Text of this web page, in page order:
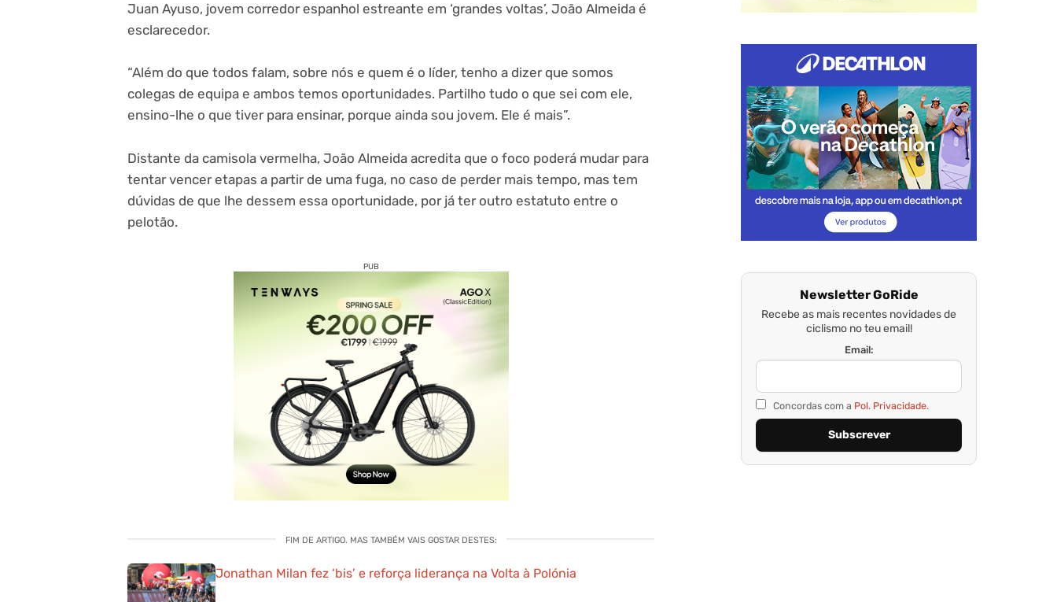
Juan Ayuso, jovem corredor espanhol estreante em ‘grandes voltas’, João Almeida é
esclarecedor.
“Além do que todos falam, sobre nós e quem é o líder, tenho a dizer que somos
colegas de equipa e ambos temos oportunidades. Partilho tudo o que sei com ele,
ensino-lhe o que tiver para ensinar, porque ainda sou jovem. Ele é mais”.
Distante da camisola vermelha, João Almeida acredita que o foco poderá mudar para
tentar vencer etapas a partir de uma fuga, no caso de perder mais tempo, mas tem
dúvidas de que lhe dessem essa oportunidade, por já ter outro estatuto entre o
pelotão.
PUB
FIM DE ARTIGO. MAS TAMBÉM VAIS GOSTAR DESTES:
Jonathan Milan fez ‘bis’ e reforça liderança na Volta à Polónia
Newsletter GoRide
Recebe as mais recentes novidades de
ciclismo no teu email!
Email:
Concordas com a Pol. Privacidade.